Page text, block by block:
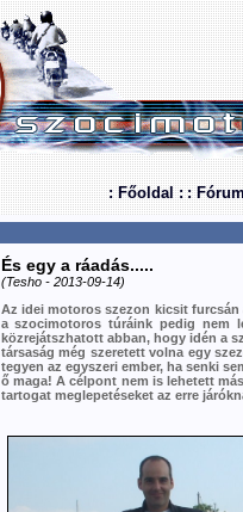
: Főoldal : :
És egy a ráadás.....
(Tesho - 2013-09-14)
Az idei motoros szezon kicsit
a szocimotoros túráink pedig nem
közrejátszhatott abban, hogy idén a
társaság még szeretett volna egy
tegyen az egyszeri ember, ha senki
ő maga! A célpont nem is lehetett
tartogat meglepetéseket az erre